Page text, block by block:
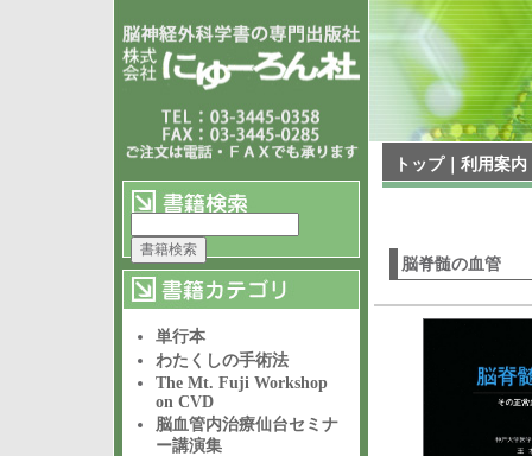
単行本
わたくしの手術法
The Mt. Fuji Workshop
on CVD
脳血管内治療仙台セミナ
ー講演集
トップ｜ 利用案内
脳脊髄の血管